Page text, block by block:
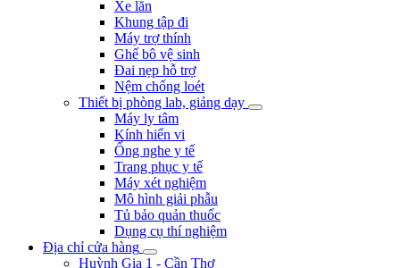
Xe lăn
Khung tập đi
Máy trợ thính
Ghế bô vệ sinh
Đai nẹp hỗ trợ
Nệm chống loét
Thiết bị phòng lab, giảng dạy
Máy ly tâm
Kính hiển vi
Ống nghe y tế
Trang phục y tế
Máy xét nghiệm
Mô hình giải phẫu
Tủ bảo quản thuốc
Dụng cụ thí nghiệm
Địa chỉ cửa hàng
Huỳnh Gia 1 - Cần Thơ